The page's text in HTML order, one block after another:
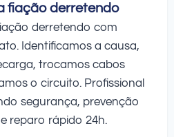
fiação derretendo
derretendo com
Identificamos a causa,
trocamos cabos
o circuito. Profissional
segurança, prevenção
reparo rápido 24h.